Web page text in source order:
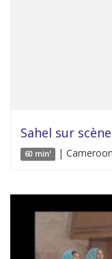
Sahel sur
60 min' |